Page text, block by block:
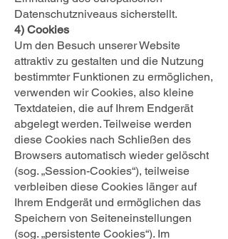
Datenschutzniveaus sicherstellt.
4) Cookies
Um den Besuch unserer Website
attraktiv zu gestalten und die Nutzung
bestimmter Funktionen zu ermöglichen,
verwenden wir Cookies, also kleine
Textdateien, die auf Ihrem Endgerät
abgelegt werden. Teilweise werden
diese Cookies nach Schließen des
Browsers automatisch wieder gelöscht
(sog. „Session-Cookies“), teilweise
verbleiben diese Cookies länger auf
Ihrem Endgerät und ermöglichen das
Speichern von Seiteneinstellungen
(sog. „persistente Cookies“). Im